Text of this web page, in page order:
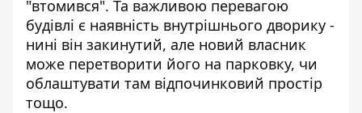
"втомився". Та важливою перевагою
будівлі є наявність внутрішнього дворику -
нині він закинутий, але новий власник
може перетворити його на парковку, чи
облаштувати там відпочинковий простір
тощо.